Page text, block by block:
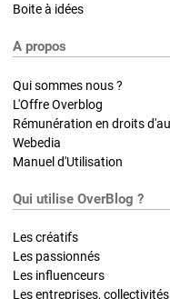
Boite à idées
A propos
Qui sommes nous ?
L'Offre Overblog
Rémunération en droits
Webedia
Manuel d'Utilisation
Qui utilise OverBlog ?
Les créatifs
Les passionnés
Les influenceurs
Les entreprises,